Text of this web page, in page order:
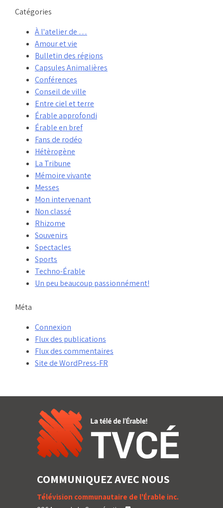
Catégories
À l'atelier de …
Amour et vie
Bulletin des régions
Capsules Animalières
Conférences
Conseil de ville
Entre ciel et terre
Érable approfondi
Érable en bref
Fans de rodéo
Hétèrogène
La Tribune
Mémoire vivante
Messes
Mon intervenant
Non classé
Rhizome
Souvenirs
Spectacles
Sports
Techno-Érable
Un peu beaucoup passionnément!
Méta
Connexion
Flux des publications
Flux des commentaires
Site de WordPress-FR
COMMUNIQUEZ AVEC NOUS
Télévision communautaire de l'Érable inc.